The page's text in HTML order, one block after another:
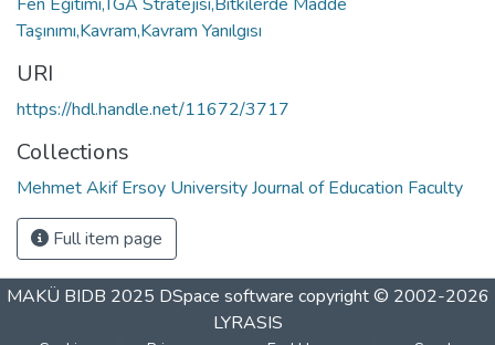
Taşınımı,Kavram,Kavram Yanılgısı
URI
https://hdl.handle.net/11672/3717
Collections
Mehmet Akif Ersoy University Journal of Education Faculty
Full item page
MAKÜ BIDB 2025 DSpace software copyright © 2002-2026
LYRASIS